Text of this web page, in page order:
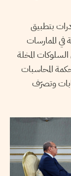
بتطبيق
الممارسات
المخلة
المحاسبات
وتصرّف